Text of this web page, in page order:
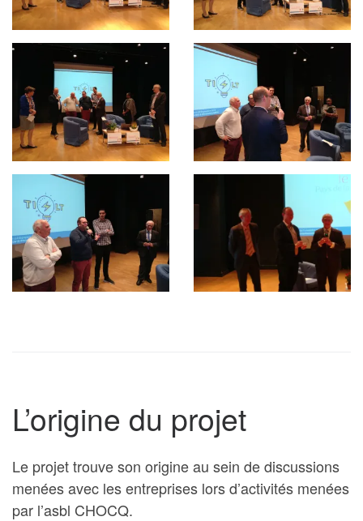
L’origine du projet
Le projet trouve son origine au sein de discussions
menées avec les entreprises lors d’activités menées
par l’asbl CHOCQ.